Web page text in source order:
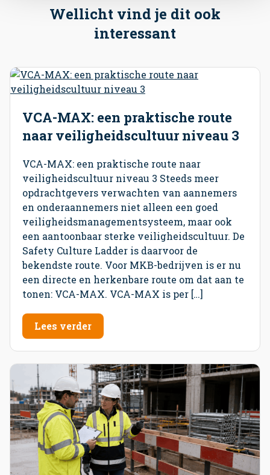
Wellicht vind je dit ook
interessant
VCA-MAX: een praktische route
naar veiligheidscultuur niveau 3
VCA-MAX: een praktische route naar
veiligheidscultuur niveau 3 Steeds meer
opdrachtgevers verwachten van aannemers
en onderaannemers niet alleen een goed
veiligheidsmanagementsysteem, maar ook
een aantoonbaar sterke veiligheidscultuur. De
Safety Culture Ladder is daarvoor de
bekendste route. Voor MKB-bedrijven is er nu
een directe en herkenbare route om dat aan te
tonen: VCA-MAX. VCA-MAX is per […]
Lees verder